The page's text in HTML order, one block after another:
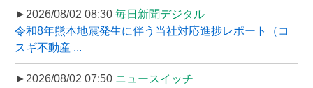
►2026/08/02 08:30 毎日新聞デジタル
令和8年熊本地震発生に伴う当社対応進捗レポート（コ
スギ不動産 ...
►2026/08/02 07:50 ニュースイッチ